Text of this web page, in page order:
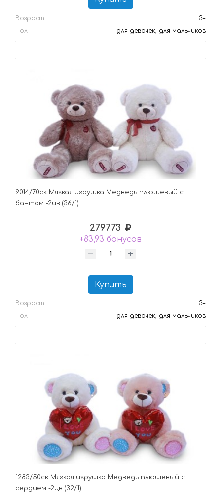
Возраст
3+
Пол
для девочек, для мальчиков
9014/70ск Mягкая игрушка Медведь плюшевый с
бантом -2цв.(36/1)
2797.73
+83,93 бонусов
Купить
Возраст
3+
Пол
для девочек, для мальчиков
1283/50ск Мягкая игрушка Медведь плюшевый с
сердцем -2цв.(32/1)